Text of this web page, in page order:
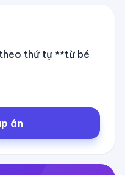
thứ tự **từ bé
án